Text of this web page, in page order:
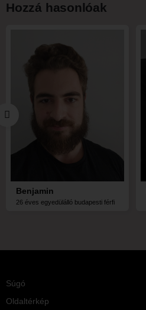
Hozzá hasonlóak
Benjamin
26 éves egyedülálló budapesti férfi
Súgó
Oldaltérkép